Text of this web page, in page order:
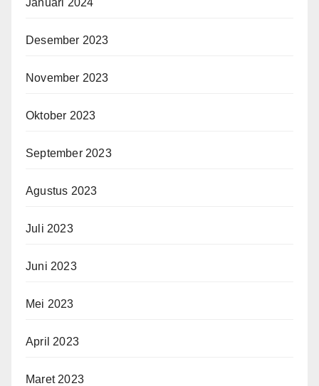
Januari 2024
Desember 2023
November 2023
Oktober 2023
September 2023
Agustus 2023
Juli 2023
Juni 2023
Mei 2023
April 2023
Maret 2023